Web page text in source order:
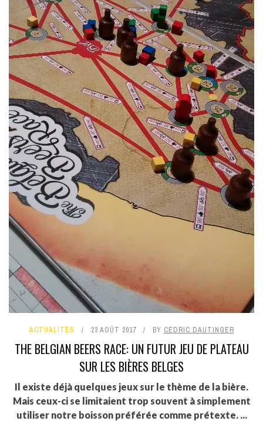
ACTUALITÉS 23 AOÛT 2017 BY CÉDRIC DAUTINGER
THE BELGIAN BEERS RACE: UN FUTUR JEU DE PLATEAU
SUR LES BIÈRES BELGES
Il existe déjà quelques jeux sur le thème de la bière.
Mais ceux-ci se limitaient trop souvent à simplement
utiliser notre boisson préférée comme prétexte. ...